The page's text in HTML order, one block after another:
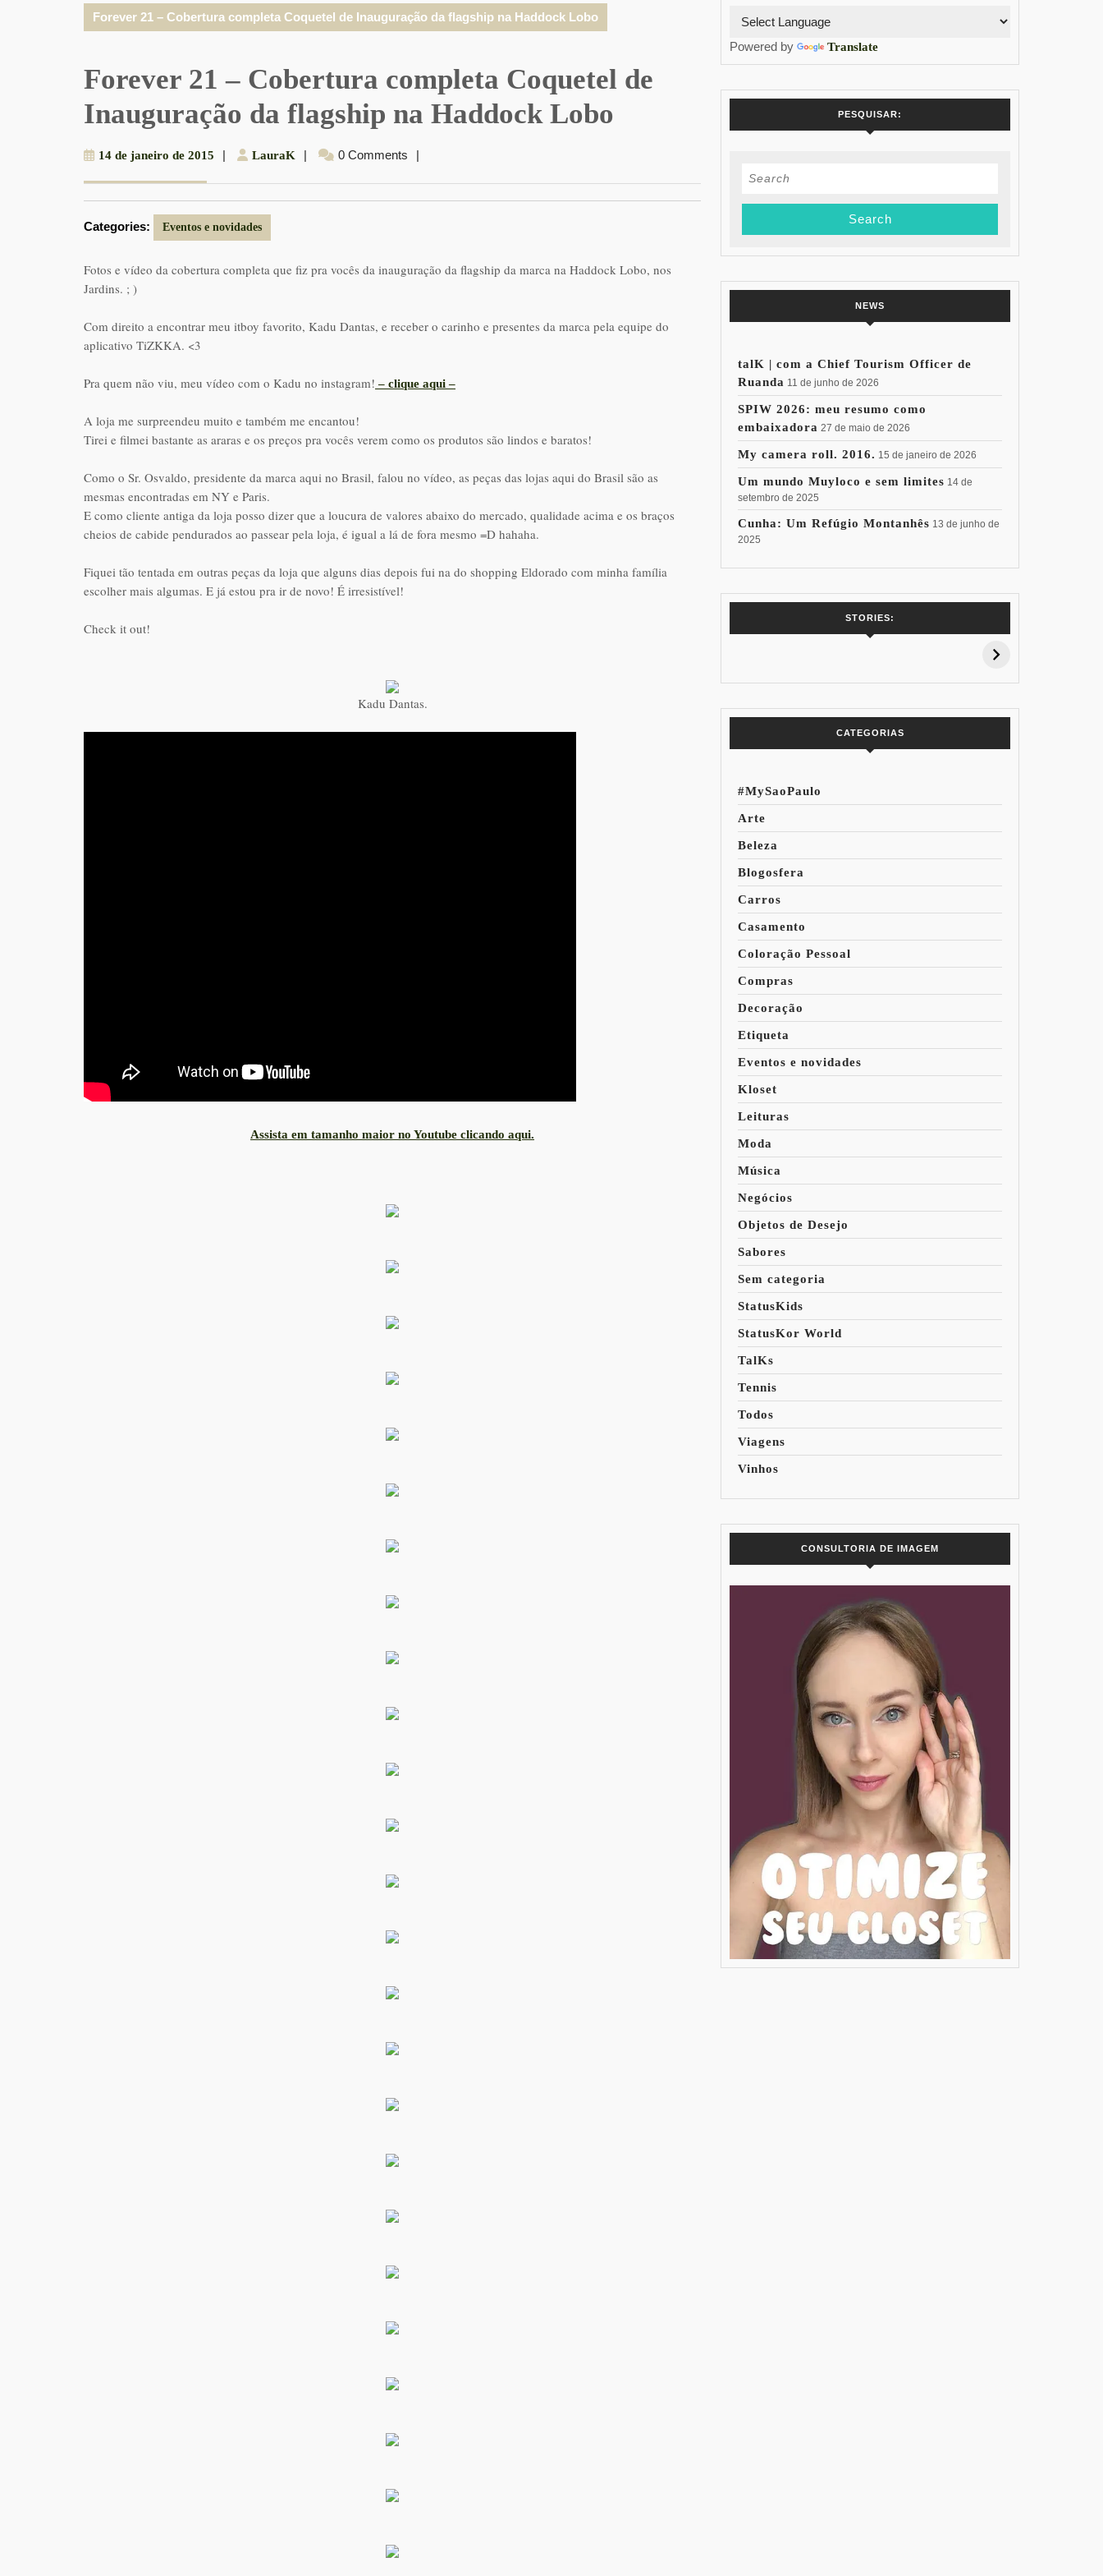
Forever 21 – Cobertura completa Coquetel de Inauguração da flagship na Haddock Lobo
Forever 21 – Cobertura completa Coquetel de
Inauguração da flagship na Haddock Lobo
14 de janeiro de 2015 14
2015
| LauraK LauraK
| 0 Comments |
Categories: Eventos e novidades
Fotos e vídeo da cobertura completa que fiz pra vocês da inauguração da flagship da marca na Haddock Lobo, nos
Jardins. ; )
Com direito a encontrar meu itboy favorito, Kadu Dantas, e receber o carinho e presentes da marca pela equipe do
aplicativo TiZKKA. <3
Pra quem não viu, meu vídeo com o Kadu no instagram! – clique aqui –
A loja me surpreendeu muito e também me encantou!
Tirei e filmei bastante as araras e os preços pra vocês verem como os produtos são lindos e baratos!
Como o Sr. Osvaldo, presidente da marca aqui no Brasil, falou no vídeo, as peças das lojas aqui do Brasil são as
mesmas encontradas em NY e Paris.
E como cliente antiga da loja posso dizer que a loucura de valores abaixo do mercado, qualidade acima e os braços
cheios de cabide pendurados ao passear pela loja, é igual a lá de fora mesmo =D hahaha.
Fiquei tão tentada em outras peças da loja que alguns dias depois fui na do shopping Eldorado com minha família
escolher mais algumas. E já estou pra ir de novo! É irresistível!
Check it out!
Kadu Dantas.
Assista em tamanho maior no Youtube clicando aqui.
Powered by Translate
PESQUISAR:
Search
NEWS
talK | com a Chief Tourism Officer de
Ruanda 11 de junho de 2026
SPIW 2026: meu resumo como
embaixadora 27 de maio de 2026
My camera roll. 2016. 15 de janeiro de 2026
Um mundo Muyloco e sem limites 14 de
setembro de 2025
Cunha: Um Refúgio Montanhês 13 de junho de
2025
STORIES:
7 Vinhos com +
15% de
Pessoal: Os
CATEGORIAS
#MySaoPaulo
Arte
Beleza
Blogosfera
Carros
Casamento
Coloração Pessoal
Compras
Decoração
Etiqueta
Eventos e novidades
Kloset
Leituras
Moda
Música
Negócios
Objetos de Desejo
Sabores
Sem categoria
StatusKids
StatusKor World
TalKs
Tennis
Todos
Viagens
Vinhos
CONSULTORIA DE IMAGEM